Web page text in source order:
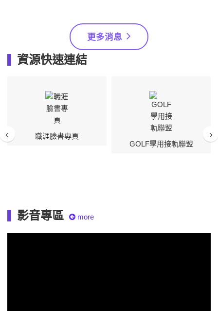
更多消息
資源快速連結
Previous職涯臉書專頁
GOLF學用接軌聯盟
影音專區 more